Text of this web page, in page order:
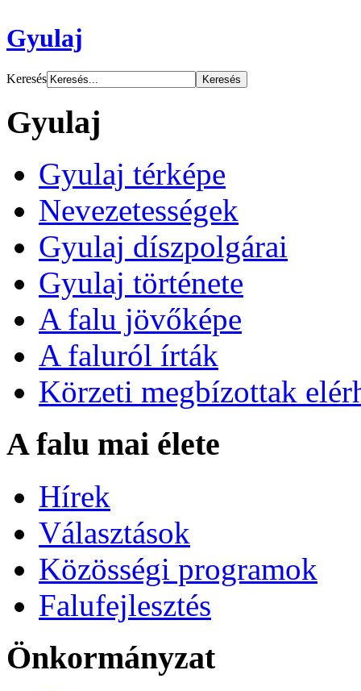
Gyulaj
Keresés
Gyulaj
Gyulaj térképe
Nevezetességek
Gyulaj díszpolgárai
Gyulaj története
A falu jövőképe
A faluról írták
Körzeti megbízottak
A falu mai élete
Hírek
Választások
Közösségi programok
Falufejlesztés
Önkormányzat